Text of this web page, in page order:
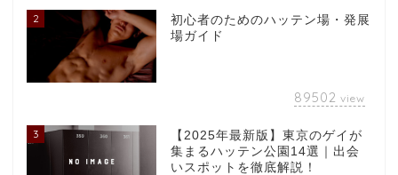
2
初心者のためのハッテン場・発展
場ガイド
89502 view
3
【2025年最新版】東京のゲイが
集まるハッテン公園14選｜出会
いスポットを徹底解説！